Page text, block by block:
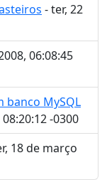
- ter, 22
06:08:45
banco MySQL
-0300
18 de março